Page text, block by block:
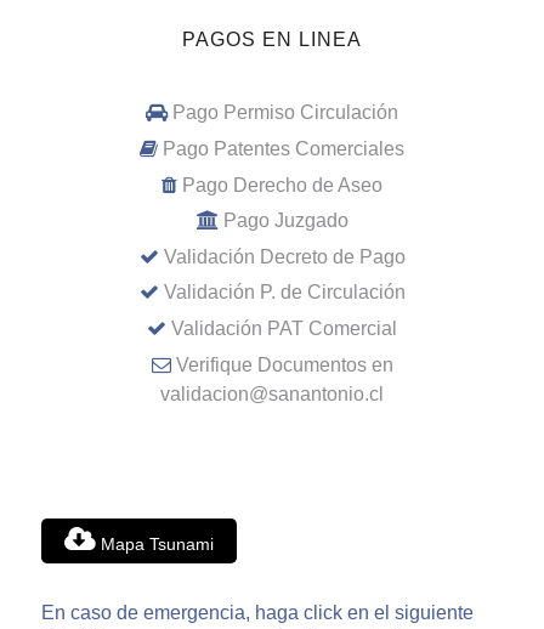
PAGOS EN LINEA
Pago Permiso Circulación
Pago Patentes Comerciales
Pago Derecho de Aseo
Pago Juzgado
Validación Decreto de Pago
Validación P. de Circulación
Validación PAT Comercial
Verifique Documentos en
validacion@sanantonio.cl
Mapa Tsunami
En caso de emergencia, haga click en el siguiente